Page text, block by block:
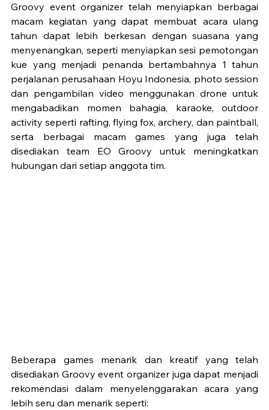
Groovy event organizer telah menyiapkan berbagai
macam kegiatan yang dapat membuat acara ulang
tahun dapat lebih berkesan dengan suasana yang
menyenangkan, seperti menyiapkan sesi pemotongan
kue yang menjadi penanda bertambahnya 1 tahun
perjalanan perusahaan Hoyu Indonesia, photo session
dan pengambilan video menggunakan drone untuk
mengabadikan momen bahagia, karaoke, outdoor
activity seperti rafting, flying fox, archery, dan paintball,
serta berbagai macam games yang juga telah
disediakan team EO Groovy untuk meningkatkan
hubungan dari setiap anggota tim.
Beberapa games menarik dan kreatif yang telah
disediakan Groovy event organizer juga dapat menjadi
rekomendasi dalam menyelenggarakan acara yang
lebih seru dan menarik seperti: